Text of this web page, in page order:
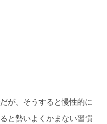
が、そうすると慢性的に
と勢いよくかまない習慣